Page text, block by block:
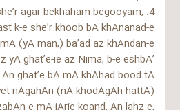
agar bekhaham begooyam,
k-e she’r khoob bA khAnanad-e
(yA man;) ba’ad az khAndan-e
ghat’e-ie az Nima, b-e eshbA’
ghat’e bA mA khAhad bood tA
nAgahAn (nA khodAgAh hattA)